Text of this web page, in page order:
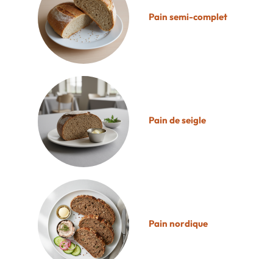
Pain semi-complet
Pain de seigle
Pain nordique